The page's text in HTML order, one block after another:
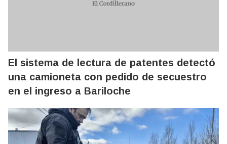
El sistema de lectura de patentes detectó
una camioneta con pedido de secuestro
en el ingreso a Bariloche